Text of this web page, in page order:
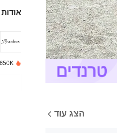
הצג עוד
650K נמכרו לאחרונה